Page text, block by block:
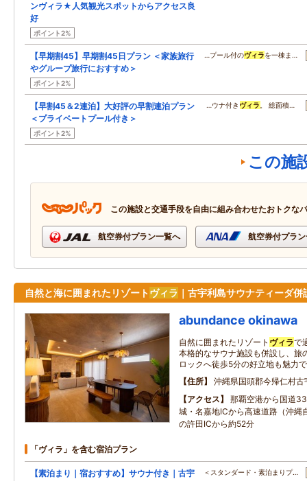
ンヴィラ★人気観光スポットからアクセス良
好
ポイント2%
【早期割45】早期割45日プラン ＜家族旅行
やグループ旅行におすすめ＞
ポイント2%
…プール付のヴィラを一棟ま…
【早割45＆2連泊】大好評の早割連泊プラン
＜プライベートプール付き＞
ポイント2%
…ウナ付き ヴィラ 。 総面積…
この施
この施設と交通手段を自由に組み合わせたおトクな
航空券付プラン一覧へ 航空券付プラ
自然と海に囲まれたリゾートヴィラ ｜古宇利島サウナティーダ併
abundance okinawa
自然に囲まれたリゾート ヴィラで
本格的なサウナ施設も併設し、旅
ロックへ徒歩5分の好立地も魅力
住所
沖縄県国頭郡今帰仁村
アクセス
那覇空港から国道
城・名嘉地ICから高速道路（沖縄
の許田ICから約52分
「ヴィラ」を含む宿泊プラン
【素泊まり｜宿おすすめ】サウナ付き｜古宇
＜スタンダード・素泊まりプ…